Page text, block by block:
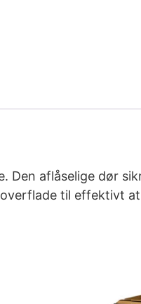
Den aflåselige dør
til effektivt